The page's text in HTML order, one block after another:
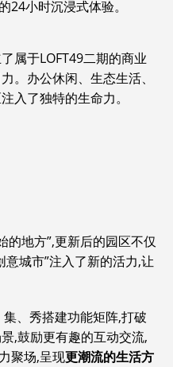
24小时沉浸式体验。
属于LOFT49二期的商业
。办公休闲、生态生活、
入了独特的生命力。
的地方”,更新后的园区不仅
城市”注入了新的活力,让
、秀搭建功能矩阵,打破
,鼓励更有趣的互动交流,
聚场,呈现更潮流的生活方